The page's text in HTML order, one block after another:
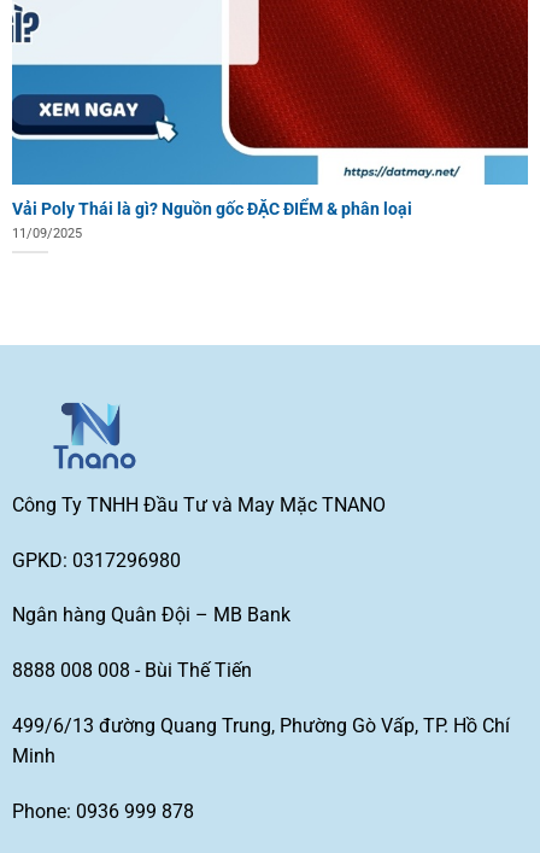
Vải Poly Thái là gì? Nguồn gốc ĐẶC ĐIỂM & phân loại
11/09/2025
Công Ty TNHH Đầu Tư và May Mặc TNANO
GPKD: 0317296980
Ngân hàng Quân Đội – MB Bank
8888 008 008 - Bùi Thế Tiến
499/6/13 đường Quang Trung, Phường Gò Vấp, TP. Hồ Chí
Minh
Phone: 0936 999 878